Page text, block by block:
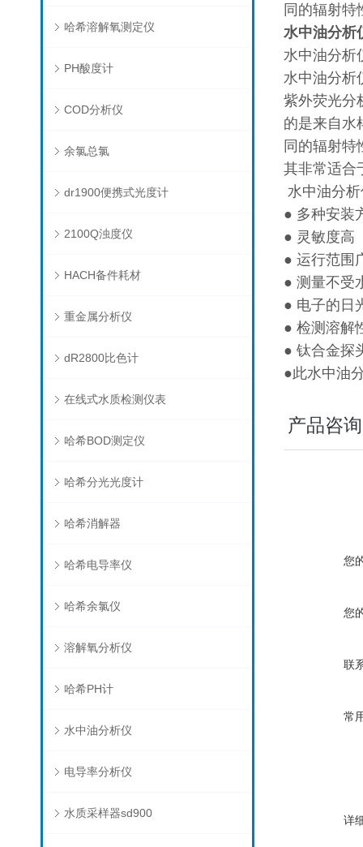
哈希溶解氧测定仪
PH酸度计
COD分析仪
余氯总氯
dr1900便携式光度计
2100Q浊度仪
HACH备件耗材
重金属分析仪
dR2800比色计
在线式水质检测仪表
哈希BOD测定仪
哈希分光光度计
哈希消解器
哈希电导率仪
哈希余氯仪
溶解氧分析仪
哈希PH计
水中油分析仪
电导率分析仪
水质采样器sd900
同的辐射
水中油分析
水中油分析
水中油分析
紫外荧光分
的是来自水
同的辐射
其非常适合
水中油分
● 多种安装
● 灵敏度高
● 运行范围
● 测量不受
● 电子的日
● 检测溶解
● 钛合金探
●此水中油
产品咨询
您
您
联
常
详